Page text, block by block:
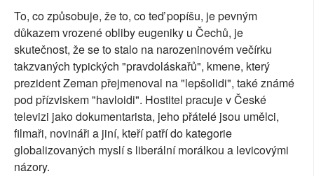
To, co způsobuje, že to, co teď popíšu, je pevným
důkazem vrozené obliby eugeniky u Čechů, je
skutečnost, že se to stalo na narozeninovém večírku
takzvaných typických "pravdoláskařů", kmene, který
prezident Zeman přejmenoval na "lepšolidi", také známé
pod přízviskem "havloidi". Hostitel pracuje v České
televizi jako dokumentarista, jeho přátelé jsou umělci,
filmaři, novináři a jiní, kteří patří do kategorie
globalizovaných myslí s liberální morálkou a levicovými
názory.